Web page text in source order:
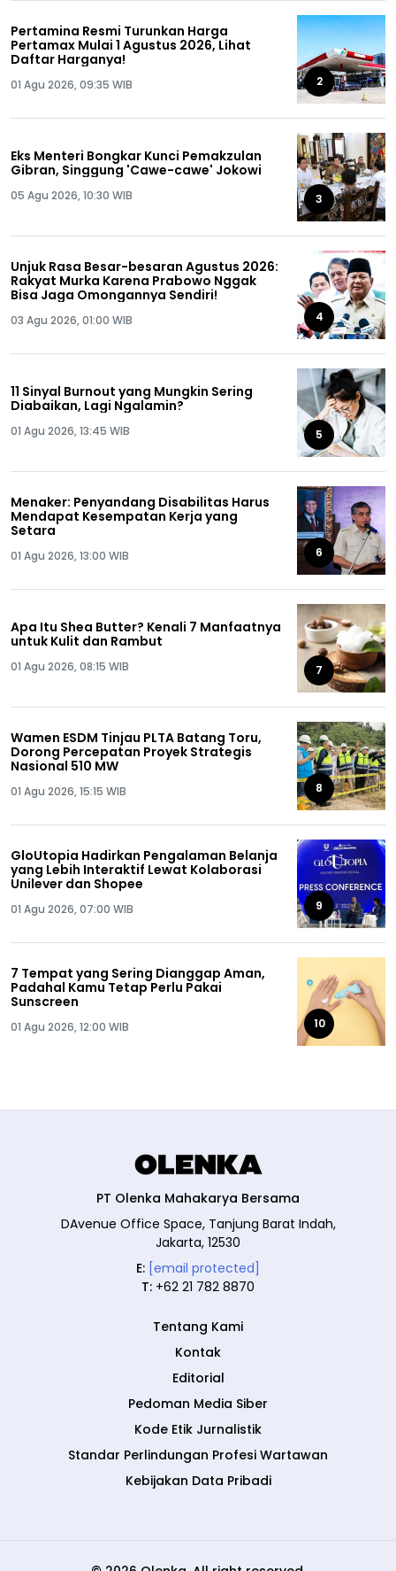
Pertamina Resmi Turunkan Harga
Pertamax Mulai 1 Agustus 2026, Lihat
Daftar Harganya!
01 Agu 2026, 09:35 WIB 2
Eks Menteri Bongkar Kunci Pemakzulan
Gibran, Singgung 'Cawe-cawe' Jokowi
05 Agu 2026, 10:30 WIB 3
Unjuk Rasa Besar-besaran Agustus 2026:
Rakyat Murka Karena Prabowo Nggak
Bisa Jaga Omongannya Sendiri!
03 Agu 2026, 01:00 WIB 4
11 Sinyal Burnout yang Mungkin Sering
Diabaikan, Lagi Ngalamin?
01 Agu 2026, 13:45 WIB 5
Menaker: Penyandang Disabilitas Harus
Mendapat Kesempatan Kerja yang
Setara
01 Agu 2026, 13:00 WIB 6
Apa Itu Shea Butter? Kenali 7 Manfaatnya
untuk Kulit dan Rambut
01 Agu 2026, 08:15 WIB 7
Wamen ESDM Tinjau PLTA Batang Toru,
Dorong Percepatan Proyek Strategis
Nasional 510 MW
01 Agu 2026, 15:15 WIB 8
GloUtopia Hadirkan Pengalaman Belanja
yang Lebih Interaktif Lewat Kolaborasi
Unilever dan Shopee
01 Agu 2026, 07:00 WIB 9
7 Tempat yang Sering Dianggap Aman,
Padahal Kamu Tetap Perlu Pakai
Sunscreen
01 Agu 2026, 12:00 WIB 10
PT Olenka Mahakarya Bersama
DAvenue Office Space, Tanjung Barat Indah,
Jakarta, 12530
E: [email protected]
T: +62 21 782 8870
Tentang Kami
Kontak
Editorial
Pedoman Media Siber
Kode Etik Jurnalistik
Standar Perlindungan Profesi Wartawan
Kebijakan Data Pribadi